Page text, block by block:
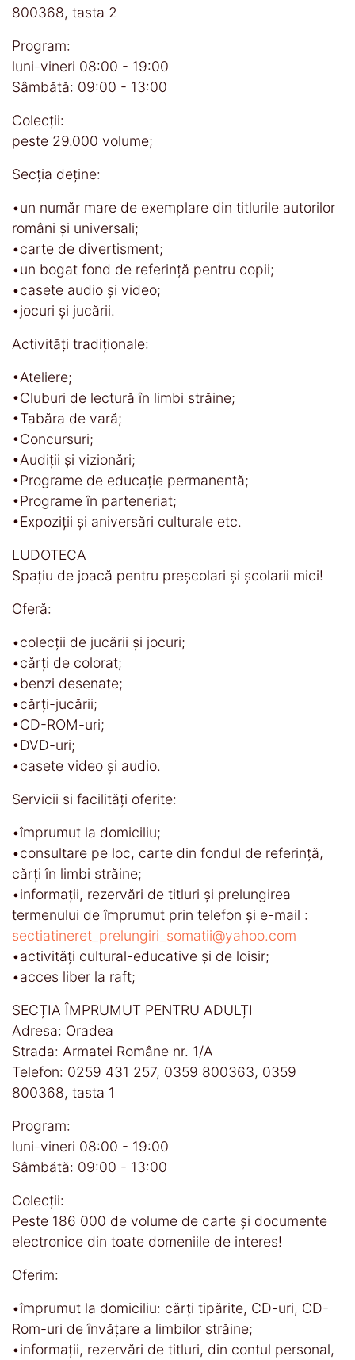
800368, tasta 2
Program:
luni-vineri 08:00 - 19:00
Sâmbătă: 09:00 - 13:00
Colecţii:
peste 29.000 volume;
Secţia deţine:
•un număr mare de exemplare din titlurile autorilor
români şi universali;
•carte de divertisment;
•un bogat fond de referinţă pentru copii;
•casete audio şi video;
•jocuri şi jucării.
Activităţi tradiţionale:
•Ateliere;
•Cluburi de lectură în limbi străine;
•Tabăra de vară;
•Concursuri;
•Audiții și vizionări;
•Programe de educaţie permanentă;
•Programe în parteneriat;
•Expoziții și aniversări culturale etc.
LUDOTECA
Spaţiu de joacă pentru preșcolari și școlarii mici!
Oferă:
•colecţii de jucării şi jocuri;
•cărţi de colorat;
•benzi desenate;
•cărţi-jucării;
•CD-ROM-uri;
•DVD-uri;
•casete video şi audio.
Servicii si facilităţi oferite:
•împrumut la domiciliu;
•consultare pe loc, carte din fondul de referință,
cărți în limbi străine;
•informații, rezervări de titluri și prelungirea
termenului de împrumut prin telefon și e-mail :
sectiatineret_prelungiri_somatii@yahoo.com
•activităţi cultural-educative şi de loisir;
•acces liber la raft;
SECȚIA ÎMPRUMUT PENTRU ADULȚI
Adresa: Oradea
Strada: Armatei Române nr. 1/A
Telefon: 0259 431 257, 0359 800363, 0359
800368, tasta 1
Program:
luni-vineri 08:00 - 19:00
Sâmbătă: 09:00 - 13:00
Colecţii:
Peste 186 000 de volume de carte și documente
electronice din toate domeniile de interes!
Oferim:
•împrumut la domiciliu: cărți tipărite, CD-uri, CD-
Rom-uri de învățare a limbilor străine;
•informaţii, rezervări de titluri, din contul personal,